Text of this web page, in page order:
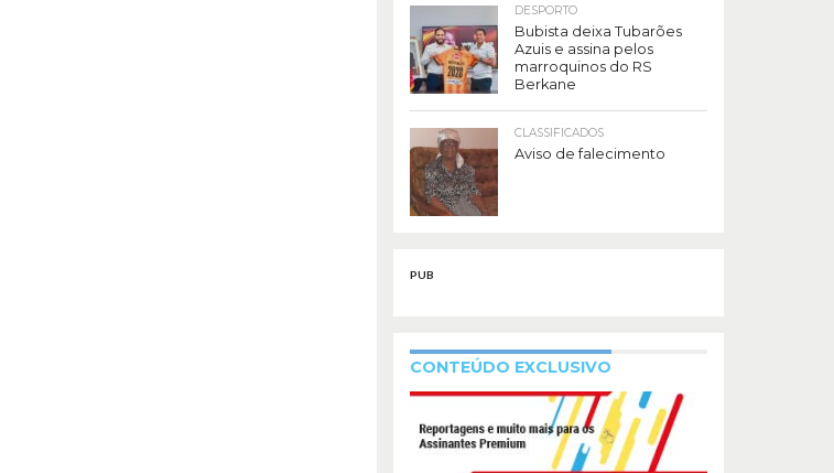
DESPORTO
Bubista deixa Tubarões
Azuis e assina pelos
marroquinos do RS
Berkane
CLASSIFICADOS
Aviso de falecimento
PUB
CONTEÚDO EXCLUSIVO